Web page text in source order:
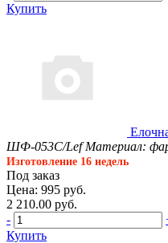
Купить
ШФ-053С/Lef Материал:
Изготовление 16 недель
Под заказ
Цена: 995 руб.
2 210.00 руб.
-
Купить